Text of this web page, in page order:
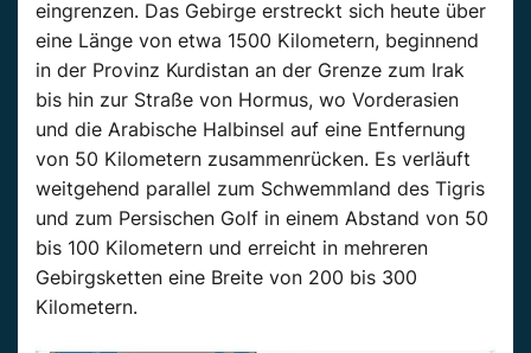
eingrenzen. Das Gebirge erstreckt sich heute über
eine Länge von etwa 1500 Kilometern, beginnend
in der Provinz Kurdistan an der Grenze zum Irak
bis hin zur Straße von Hormus, wo Vorderasien
und die Arabische Halbinsel auf eine Entfernung
von 50 Kilometern zusammenrücken. Es verläuft
weitgehend parallel zum Schwemmland des Tigris
und zum Persischen Golf in einem Abstand von 50
bis 100 Kilometern und erreicht in mehreren
Gebirgsketten eine Breite von 200 bis 300
Kilometern.